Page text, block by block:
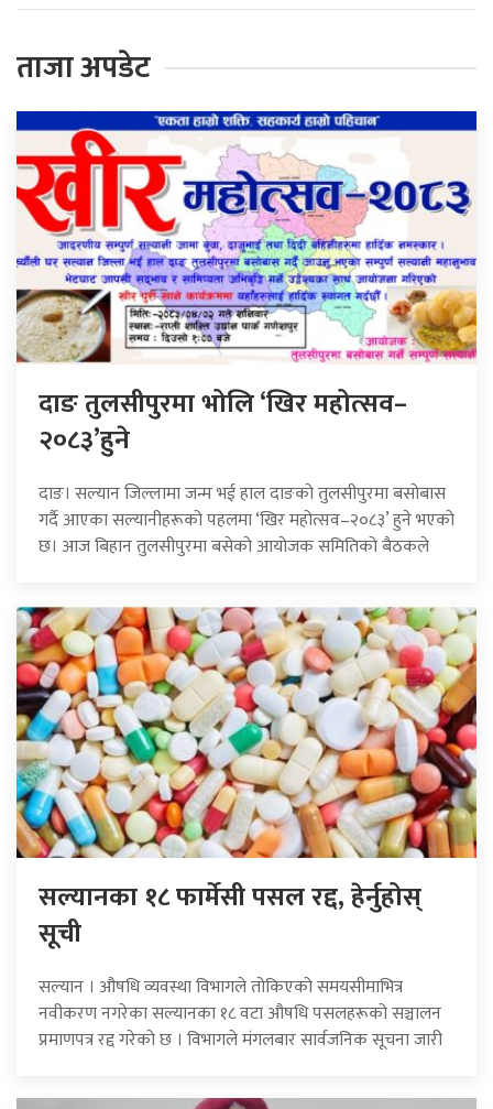
ताजा अपडेट
दाङ तुलसीपुरमा भोलि ‘खिर महोत्सव–
२०८३’हुने
दाङ। सल्यान जिल्लामा जन्म भई हाल दाङको तुलसीपुरमा बसोबास
गर्दै आएका सल्यानीहरूको पहलमा ‘खिर महोत्सव–२०८३’ हुने भएको
छ। आज बिहान तुलसीपुरमा बसेको आयोजक समितिको बैठकले
सल्यानका १८ फार्मेसी पसल रद्द, हेर्नुहोस्
सूची
सल्यान । औषधि व्यवस्था विभागले तोकिएको समयसीमाभित्र
नवीकरण नगरेका सल्यानका १८ वटा औषधि पसलहरूको सञ्चालन
प्रमाणपत्र रद्द गरेको छ । विभागले मंगलबार सार्वजनिक सूचना जारी